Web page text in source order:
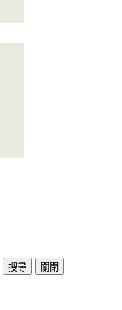
搜尋
關閉